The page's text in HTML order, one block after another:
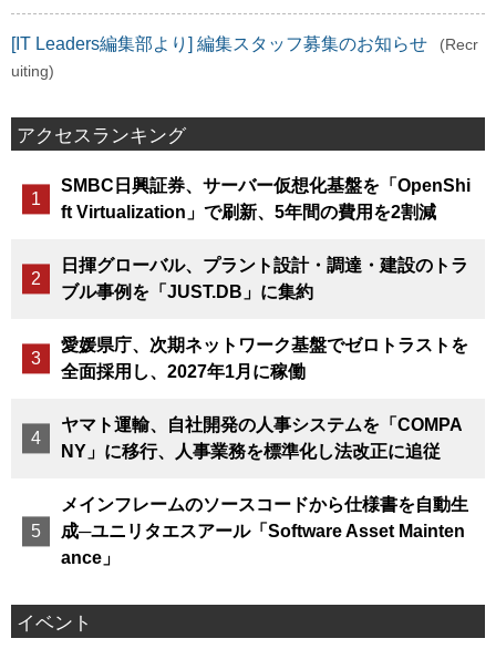
[IT Leaders編集部より] 編集スタッフ募集のお知らせ
(Recr
uiting)
アクセスランキング
SMBC日興証券、サーバー仮想化基盤を「OpenShi
ft Virtualization」で刷新、5年間の費用を2割減
日揮グローバル、プラント設計・調達・建設のトラ
ブル事例を「JUST.DB」に集約
愛媛県庁、次期ネットワーク基盤でゼロトラストを
全面採用し、2027年1月に稼働
ヤマト運輸、自社開発の人事システムを「COMPA
NY」に移行、人事業務を標準化し法改正に追従
メインフレームのソースコードから仕様書を自動生
成─ユニリタエスアール「Software Asset Mainten
ance」
イベント